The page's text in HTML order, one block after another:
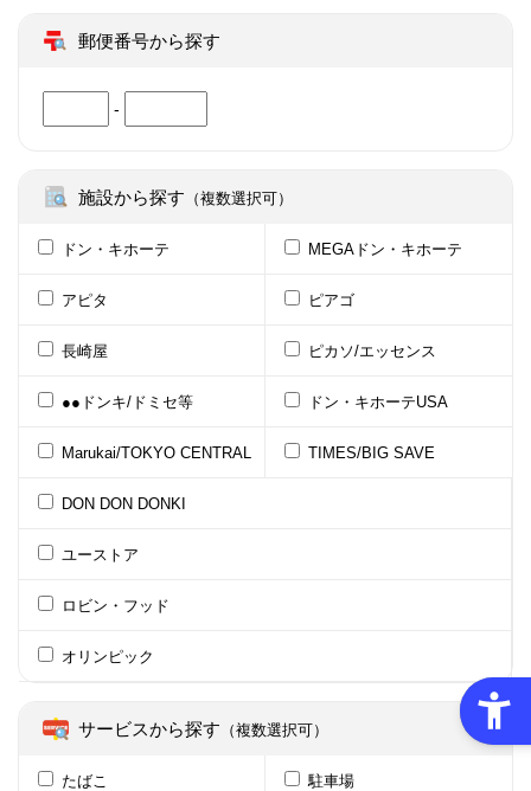
郵便番号から探す
-
施設から探す （複数選択可）
ドン・キホーテ MEGAドン・キホーテ
アピタ ピアゴ
長崎屋 ピカソ/エッセンス
●●ドンキ/ドミセ等 ドン・キホーテUSA
Marukai/TOKYO CENTRAL TIMES/BIG SAVE
DON DON DONKI
ユーストア
ロビン・フッド
オリンピック
サービスから探す （複数選択可）
たばこ 駐車場